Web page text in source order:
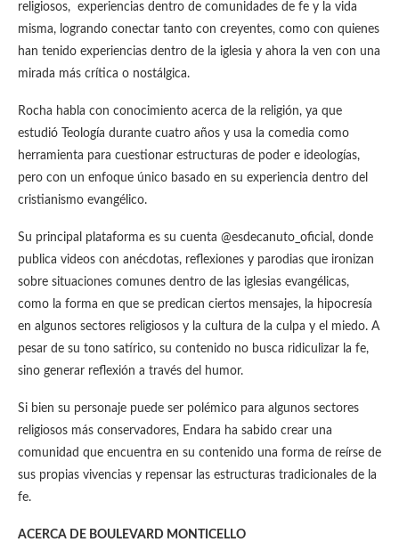
religiosos, experiencias dentro de comunidades de fe y la vida
misma, logrando conectar tanto con creyentes, como con quienes
han tenido experiencias dentro de la iglesia y ahora la ven con una
mirada más crítica o nostálgica.
Rocha habla con conocimiento acerca de la religión, ya que
estudió Teología durante cuatro años y usa la comedia como
herramienta para cuestionar estructuras de poder e ideologías,
pero con un enfoque único basado en su experiencia dentro del
cristianismo evangélico.
Su principal plataforma es su cuenta @esdecanuto_oficial, donde
publica videos con anécdotas, reflexiones y parodias que ironizan
sobre situaciones comunes dentro de las iglesias evangélicas,
como la forma en que se predican ciertos mensajes, la hipocresía
en algunos sectores religiosos y la cultura de la culpa y el miedo. A
pesar de su tono satírico, su contenido no busca ridiculizar la fe,
sino generar reflexión a través del humor.
Si bien su personaje puede ser polémico para algunos sectores
religiosos más conservadores, Endara ha sabido crear una
comunidad que encuentra en su contenido una forma de reírse de
sus propias vivencias y repensar las estructuras tradicionales de la
fe.
ACERCA DE BOULEVARD MONTICELLO